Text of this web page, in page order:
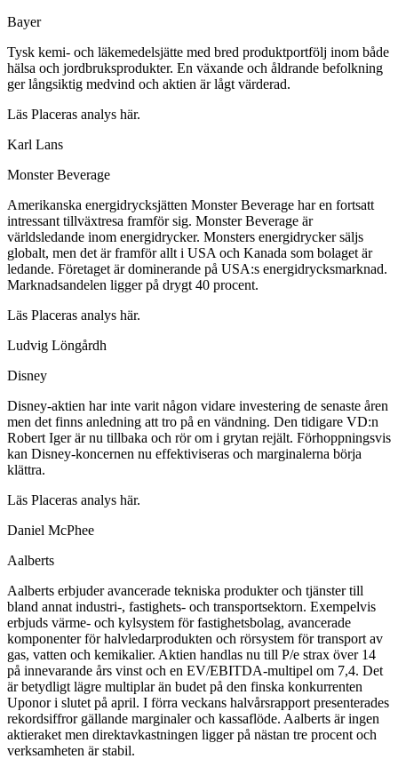
Bayer
Tysk kemi- och läkemedelsjätte med bred produktportfölj inom både
hälsa och jordbruksprodukter. En växande och åldrande befolkning
ger långsiktig medvind och aktien är lågt värderad.
Läs Placeras analys här.
Karl Lans
Monster Beverage
Amerikanska energidrycksjätten Monster Beverage har en fortsatt
intressant tillväxtresa framför sig. Monster Beverage är
världsledande inom energidrycker. Monsters energidrycker säljs
globalt, men det är framför allt i USA och Kanada som bolaget är
ledande. Företaget är dominerande på USA:s energidrycksmarknad.
Marknadsandelen ligger på drygt 40 procent.
Läs Placeras analys här.
Ludvig Löngårdh
Disney
Disney-aktien har inte varit någon vidare investering de senaste åren
men det finns anledning att tro på en vändning. Den tidigare VD:n
Robert Iger är nu tillbaka och rör om i grytan rejält. Förhoppningsvis
kan Disney-koncernen nu effektiviseras och marginalerna börja
klättra.
Läs Placeras analys här.
Daniel McPhee
Aalberts
Aalberts erbjuder avancerade tekniska produkter och tjänster till
bland annat industri-, fastighets- och transportsektorn. Exempelvis
erbjuds värme- och kylsystem för fastighetsbolag, avancerade
komponenter för halvledarprodukten och rörsystem för transport av
gas, vatten och kemikalier. Aktien handlas nu till P/e strax över 14
på innevarande års vinst och en EV/EBITDA-multipel om 7,4. Det
är betydligt lägre multiplar än budet på den finska konkurrenten
Uponor i slutet på april. I förra veckans halvårsrapport presenterades
rekordsiffror gällande marginaler och kassaflöde. Aalberts är ingen
aktieraket men direktavkastningen ligger på nästan tre procent och
verksamheten är stabil.